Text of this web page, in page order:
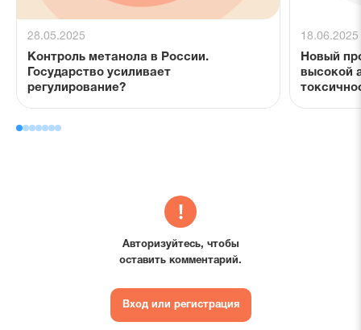
28.05.2025
Контроль метанола в России.
Государство усиливает
регулирование?
18.06.2025
Новый
высокой
Авторизуйтесь, чтобы
оставить комментарий.
Вход или регистрация